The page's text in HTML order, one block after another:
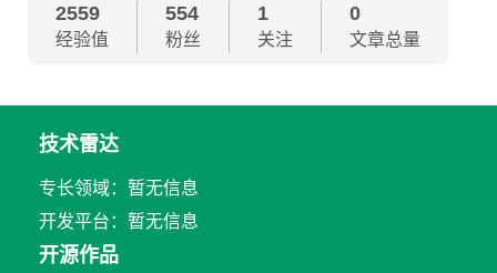
2559
经验值
554
粉丝
1
关注
0
文章总量
技术雷达
专长领域：暂无信息
开发平台：暂无信息
开源作品